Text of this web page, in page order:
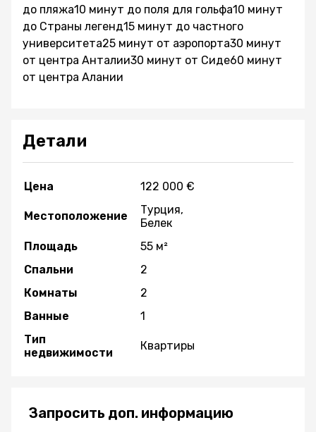
до пляжа10 минут до поля для гольфа10 минут
до Страны легенд15 минут до частного
университета25 минут от аэропорта30 минут
от центра Анталии30 минут от Сиде60 минут
от центра Алании
Детали
Цена 122 000 €
Местоположение
Турция,
Белек
Площадь
55 м²
Спальни
2
Комнаты
2
Ванные
1
Тип
недвижимости
Квартиры
Запросить доп. информацию